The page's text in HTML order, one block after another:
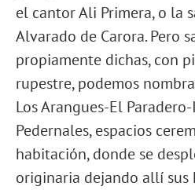
el cantor Ali Primera, o la
Alvarado de Carora. Pero
propiamente dichas, con
rupestre, podemos
Los Arangues-El
Pedernales, espacios
habitación, donde se
originaria dejando allí sus